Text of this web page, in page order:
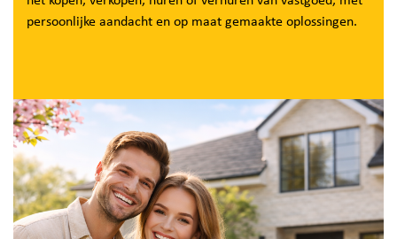
persoonlijke aandacht en op maat gemaakte oplossingen.